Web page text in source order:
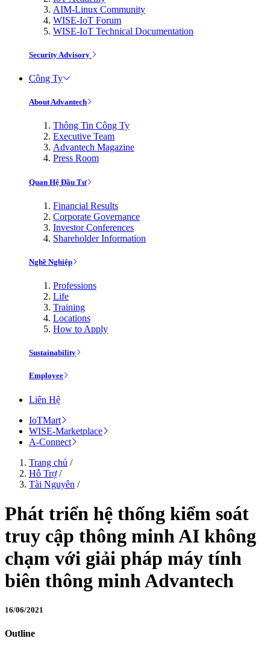
AIM-Linux Community
WISE-IoT Forum
WISE-IoT Technical Documentation
Security Advisory
Công Ty
About Advantech
Thông Tin Công Ty
Executive Team
Advantech Magazine
Press Room
Quan Hệ Đầu Tư
Financial Results
Corporate Governance
Investor Conferences
Shareholder Information
Nghề Nghiệp
Professions
Life
Training
Locations
How to Apply
Sustainability
Employee
Liên Hệ
IoTMart
WISE-Marketplace
A-Connect
Trang chủ /
Hỗ Trợ/
Tài Nguyên /
Phát triển hệ thống kiểm soát
truy cập thông minh AI không
chạm với giải pháp máy tính
biên thông minh Advantech
16/06/2021
Outline